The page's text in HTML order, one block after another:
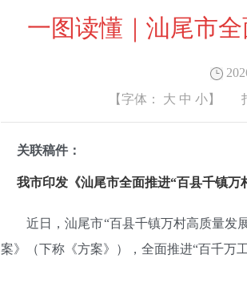
一图读懂｜汕尾市
【字体： 大 中 小】
关联稿件：
我市印发《汕尾市全面推进“百县千镇万
近日，汕尾市“百县千镇万村高质量发展
案》（下称《方案》），全面推进“百千万